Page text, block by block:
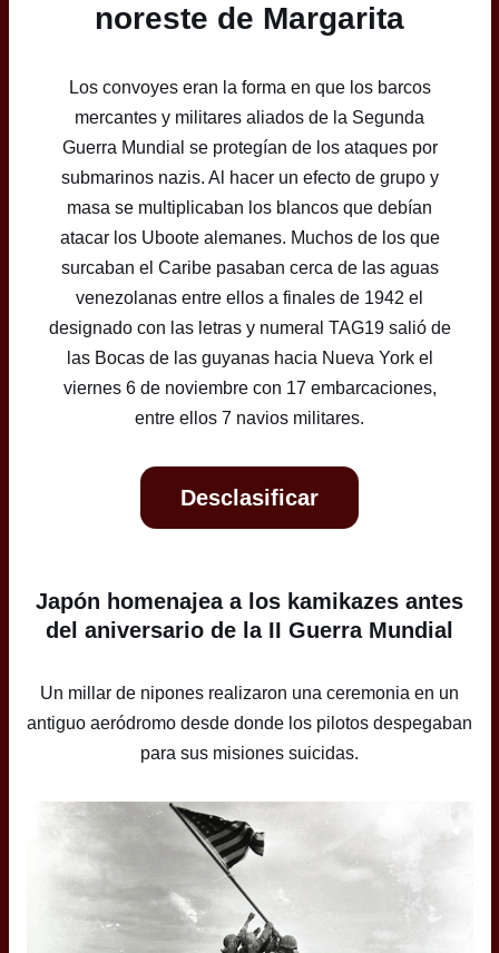
noreste de Margarita
Los convoyes eran la forma en que los barcos
mercantes y militares aliados de la Segunda
Guerra Mundial se protegían de los ataques por
submarinos nazis. Al hacer un efecto de grupo y
masa se multiplicaban los blancos que debían
atacar los Uboote alemanes. Muchos de los que
surcaban el Caribe pasaban cerca de las aguas
venezolanas entre ellos a finales de 1942 el
designado con las letras y numeral TAG19 salió de
las Bocas de las guyanas hacia Nueva York el
viernes 6 de noviembre con 17 embarcaciones,
entre ellos 7 navios militares.
Desclasificar
Japón homenajea a los kamikazes antes
del aniversario de la II Guerra Mundial
Un millar de nipones realizaron una ceremonia en un
antiguo aeródromo desde donde los pilotos despegaban
para sus misiones suicidas.